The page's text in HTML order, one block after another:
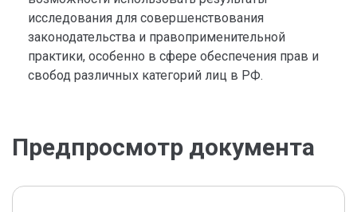
исследования для совершенствования
законодательства и правоприменительной
практики, особенно в сфере обеспечения прав и
свобод различных категорий лиц в РФ.
Предпросмотр документа